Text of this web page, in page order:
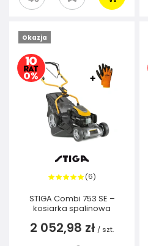
Okazja
(6)
STIGA Combi 753 SE –
kosiarka spalinowa
2 052,98 zł / szt.